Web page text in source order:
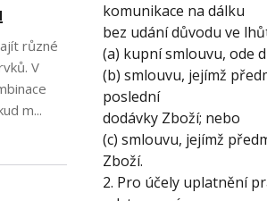
různé
V
m...
komunikace na dálku
bez udání důvodu ve
(a) kupní smlouvu, ode
(b) smlouvu, jejímž
poslední
dodávky Zboží; nebo
(c) smlouvu, jejímž
Zboží.
2. Pro účely uplatnění